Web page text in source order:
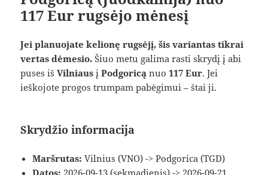
117 Eur rugsėjo mėnesį
Jei planuojate kelionę rugsėjį, šis variantas tikrai
vertas dėmesio. Šiuo metu galima rasti skrydį į abi
puses išVilniaus įPodgoricą nuo117 Eur. Jei
ieškojote progos trumpam pabėgimui – štai ji.
Skrydžio informacija
Maršrutas: Vilnius (VNO) -> Podgorica (TGD)